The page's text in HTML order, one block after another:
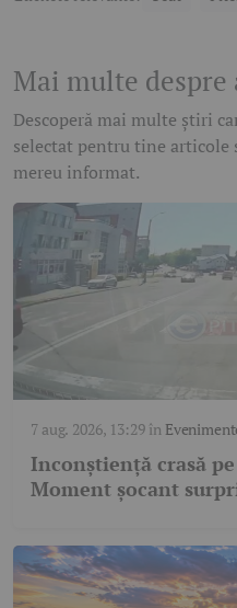
Mai multe despre
Descoperă mai multe știri
selectat pentru tine
mereu informat.
7 aug. 2026, 13:29în
Inconștiență crasă
Moment șocant